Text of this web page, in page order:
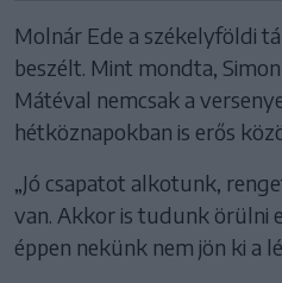
Molnár Ede a székelyföldi
beszélt. Mint mondta,
Mátéval nemcsak a
hétköznapokban is erős
„Jó csapatot alkotunk,
van. Akkor is tudunk örülni
éppen nekünk nem jön ki a